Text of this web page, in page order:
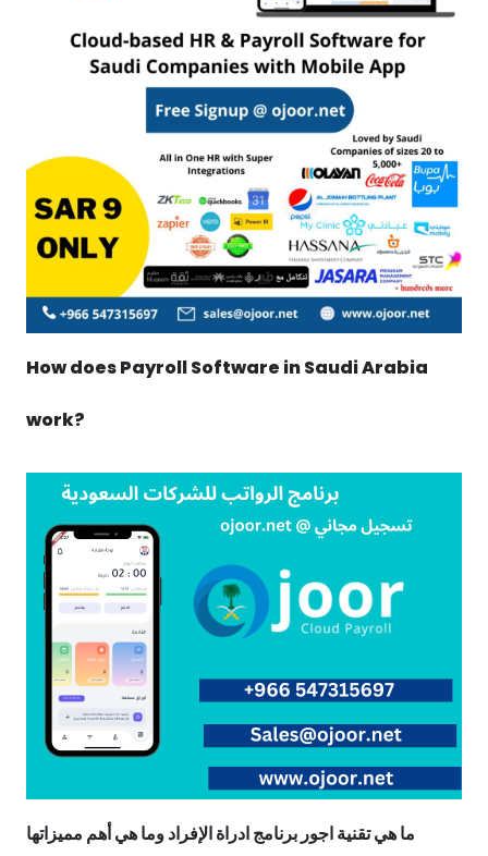
How does Payroll Software in Saudi Arabia
work?
ما هي تقنية اجور برنامج ادراة الإفراد وما هي أهم مميزاتها